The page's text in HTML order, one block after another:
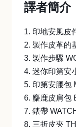
譯者簡介
1. 印地安風皮
2. 製作皮革的
3. 製作步驟
4. 迷你印第安
5. 印第安腰包
6. 麋鹿皮肩包
7. 錶帶
8. 三折皮夾